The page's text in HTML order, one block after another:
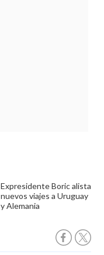
Expresidente Boric alista
nuevos viajes a Uruguay
y Alemania